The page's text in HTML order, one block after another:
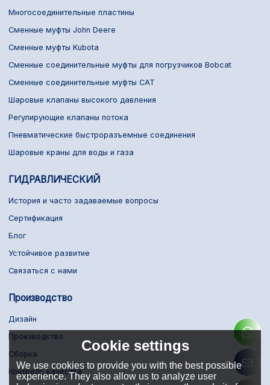
Многосоединительные пластины
Сменные муфты John Deere
Сменные муфты Kubota
Сменные соединительные муфты для погрузчиков Bobcat
Сменные соединительные муфты CAT
Шаровые клапаны высокого давления
Регулирующие клапаны потока
Пневматические быстроразъемные соединения
Шаровые краны для воды и газа
ГИДРАВЛИЧЕСКИЙ
История и часто задаваемые вопросы
Сертификация
Блог
Устойчивое развитие
Связаться с нами
Производство
Дизайн
Производство
Сборка
Контроль качества
Cookie settings
We use cookies to provide you with the best possible
experience. They also allow us to analyze user